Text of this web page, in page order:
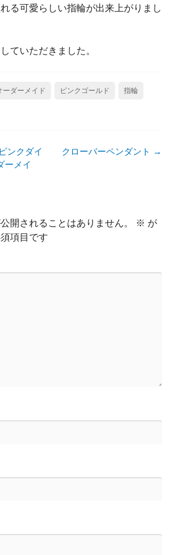
る可愛らしい指輪が出来上がりまし
ていただきました。
ーダーメイド ピンクゴールド 指輪
ンクダイ
ーメイ
クローバーペンダント →
開されることはありません。
※ が
項目です